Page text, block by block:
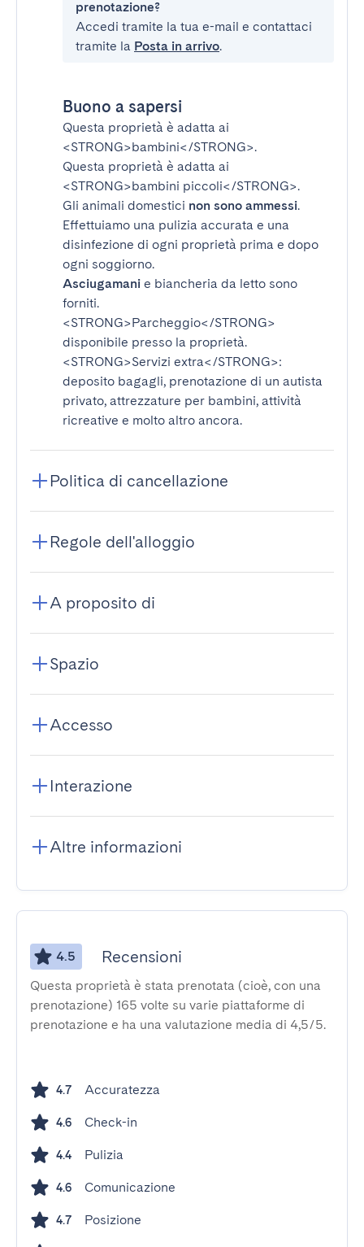
prenotazione?
Accedi tramite la tua e-mail e contattaci
tramite la Posta in arrivo.
Buono a sapersi
Questa proprietà è adatta ai
<STRONG>bambini</STRONG>.
Questa proprietà è adatta ai
<STRONG>bambini piccoli</STRONG>.
Gli animali domestici non sono ammessi.
Effettuiamo una pulizia accurata e una
disinfezione di ogni proprietà prima e dopo
ogni soggiorno.
Asciugamani e biancheria da letto sono
forniti.
<STRONG>Parcheggio</STRONG>
disponibile presso la proprietà.
<STRONG>Servizi extra</STRONG>:
deposito bagagli, prenotazione di un autista
privato, attrezzature per bambini, attività
ricreative e molto altro ancora.
Politica di cancellazione
Regole dell'alloggio
A proposito di
Spazio
Accesso
Interazione
Altre informazioni
4.5 Recensioni
Questa proprietà è stata prenotata (cioè, con una
prenotazione) 165 volte su varie piattaforme di
prenotazione e ha una valutazione media di 4,5/5.
4.7 Accuratezza
4.6 Check-in
4.4 Pulizia
4.6 Comunicazione
4.7 Posizione